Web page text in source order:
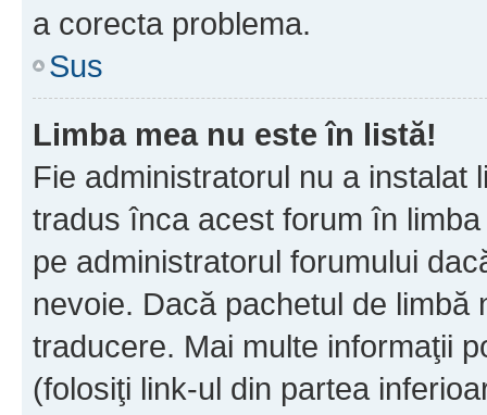
a corecta problema.
Sus
Limba mea nu este în listă!
Fie administratorul nu a instalat
tradus înca acest forum în
pe administratorul forumului
nevoie. Dacă pachetul de
traducere. Mai multe informaţii
(folosiţi link-ul din partea